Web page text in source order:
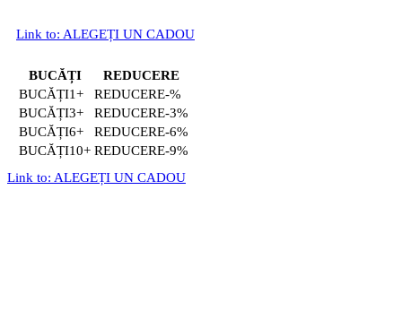
Link to: ALEGEȚI UN CADOU
BUCĂȚI
REDUCERE
1+
-%
3+
-3%
6+
-6%
10+
-9%
Link to: ALEGEȚI UN CADOU